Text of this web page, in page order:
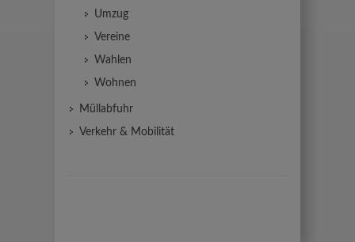
Umzug
Vereine
Wahlen
Wohnen
Müllabfuhr
Verkehr & Mobilität